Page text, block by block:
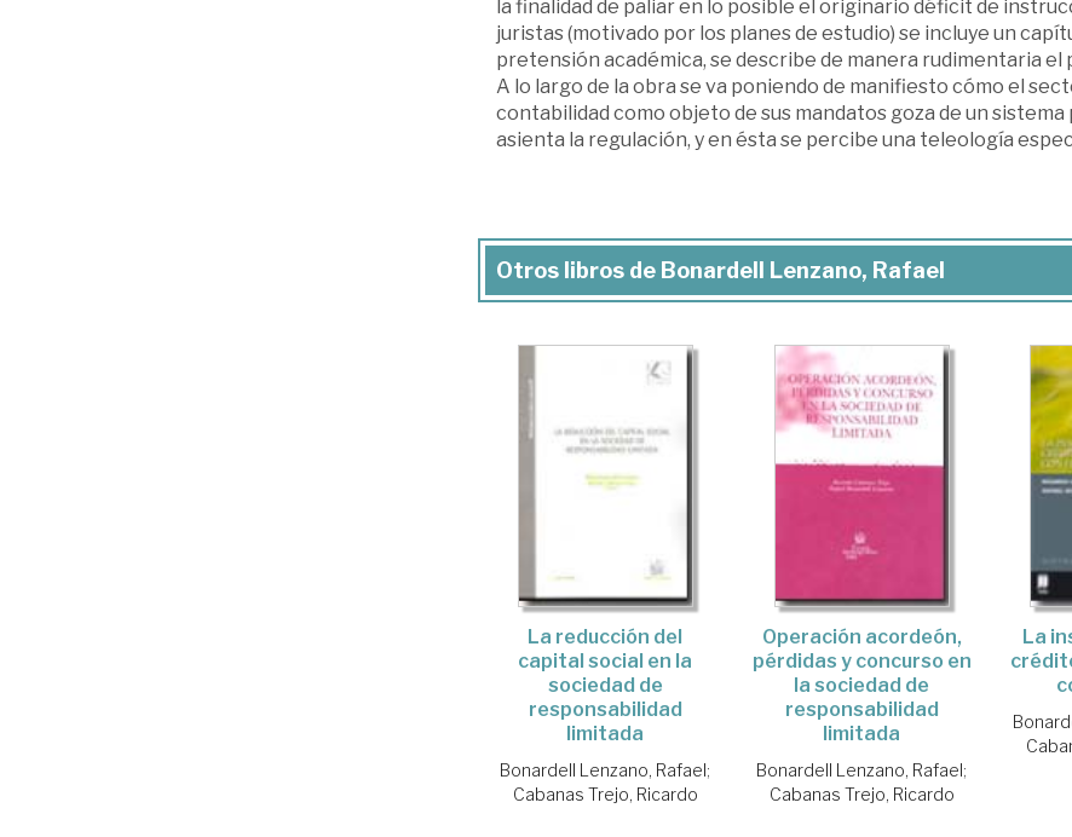
la finalidad de paliar en lo posible el originario déficit de
juristas (motivado por los planes de estudio) se incluye un
pretensión académica, se describe de manera rudimentaria
A lo largo de la obra se va poniendo de manifiesto cómo el
contabilidad como objeto de sus mandatos goza de un
asienta la regulación, y en ésta se percibe una teleología
Otros libros de Bonardell Lenzano, Rafael
La reducción del
capital social en la
sociedad de
responsabilidad
limitada
Bonardell Lenzano, Rafael;
Cabanas Trejo, Ricardo
Operación acordeón,
pérdidas y concurso en
la sociedad de
responsabilidad
limitada
Bonardell Lenzano, Rafael;
Cabanas Trejo, Ricardo
La